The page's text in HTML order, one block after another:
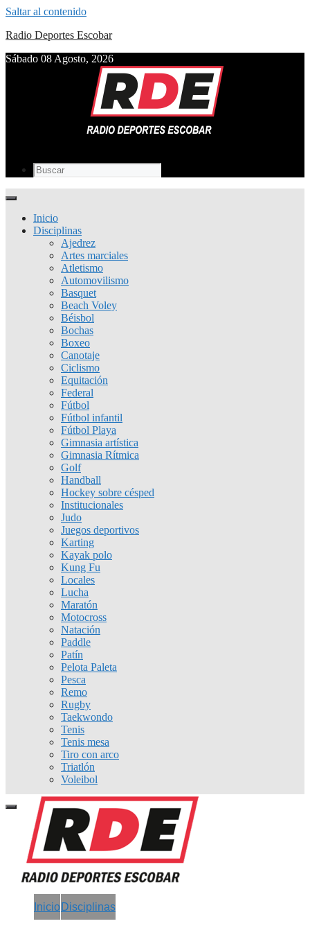
Saltar al contenido
Radio Deportes Escobar
Sábado 08 Agosto, 2026
Inicio
Disciplinas
Ajedrez
Artes marciales
Atletismo
Automovilismo
Basquet
Beach Voley
Béisbol
Bochas
Boxeo
Canotaje
Ciclismo
Equitación
Federal
Fútbol
Fútbol infantil
Fútbol Playa
Gimnasia artística
Gimnasia Rítmica
Golf
Handball
Hockey sobre césped
Institucionales
Judo
Juegos deportivos
Karting
Kayak polo
Kung Fu
Locales
Lucha
Maratón
Motocross
Natación
Paddle
Patín
Pelota Paleta
Pesca
Remo
Rugby
Taekwondo
Tenis
Tenis mesa
Tiro con arco
Triatlón
Voleibol
Inicio Disciplinas